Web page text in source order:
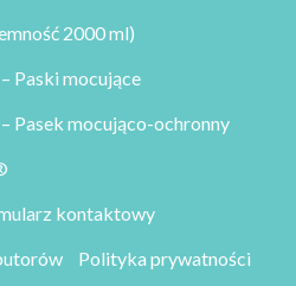
2000 ml)
Paski mocujące
Pasek mocująco-ochronny
kontaktowy
Polityka prywatności